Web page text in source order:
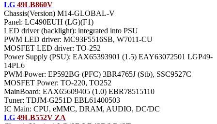
LG 49LB860V
Chassis(Version) M14-GLOBAL-V
Panel: LC490EUH (LG)(F1)
LED driver (backlight): integrated into PSU
PWM LED driver: MC93F5516SB, W7011-CU
MOSFET LED driver: TO-252
Power Supply (PSU): EAX65393901 (1.5) EAY63072501 LGP49-
14PL6
PWM Power: EP592BG (PFC) 3BR4765J (Stb), SSC9527C
MOSFET Power: TO-220, TO252
MainBoard: EAX65609405 (1.0) EBR78515110
Тuner: TDJM-G251D EBL61400503
IC Main: CPU, eMMC, DRAM, AUDIO, DC/DC
LG 49LB552V ZA